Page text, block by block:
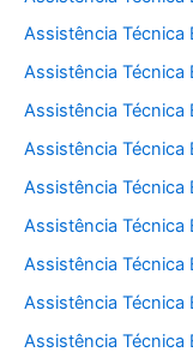
Assistência
Assistência Técnica
Assistência
Assistência Técnica
Assistência Técnica
Assistência Técnica
Assistência Técnica
Assistência Técnica
Assistência Técnica